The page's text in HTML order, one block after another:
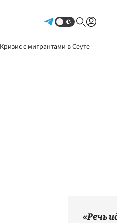
Кризис с мигрантами в Сеуте
«Речь